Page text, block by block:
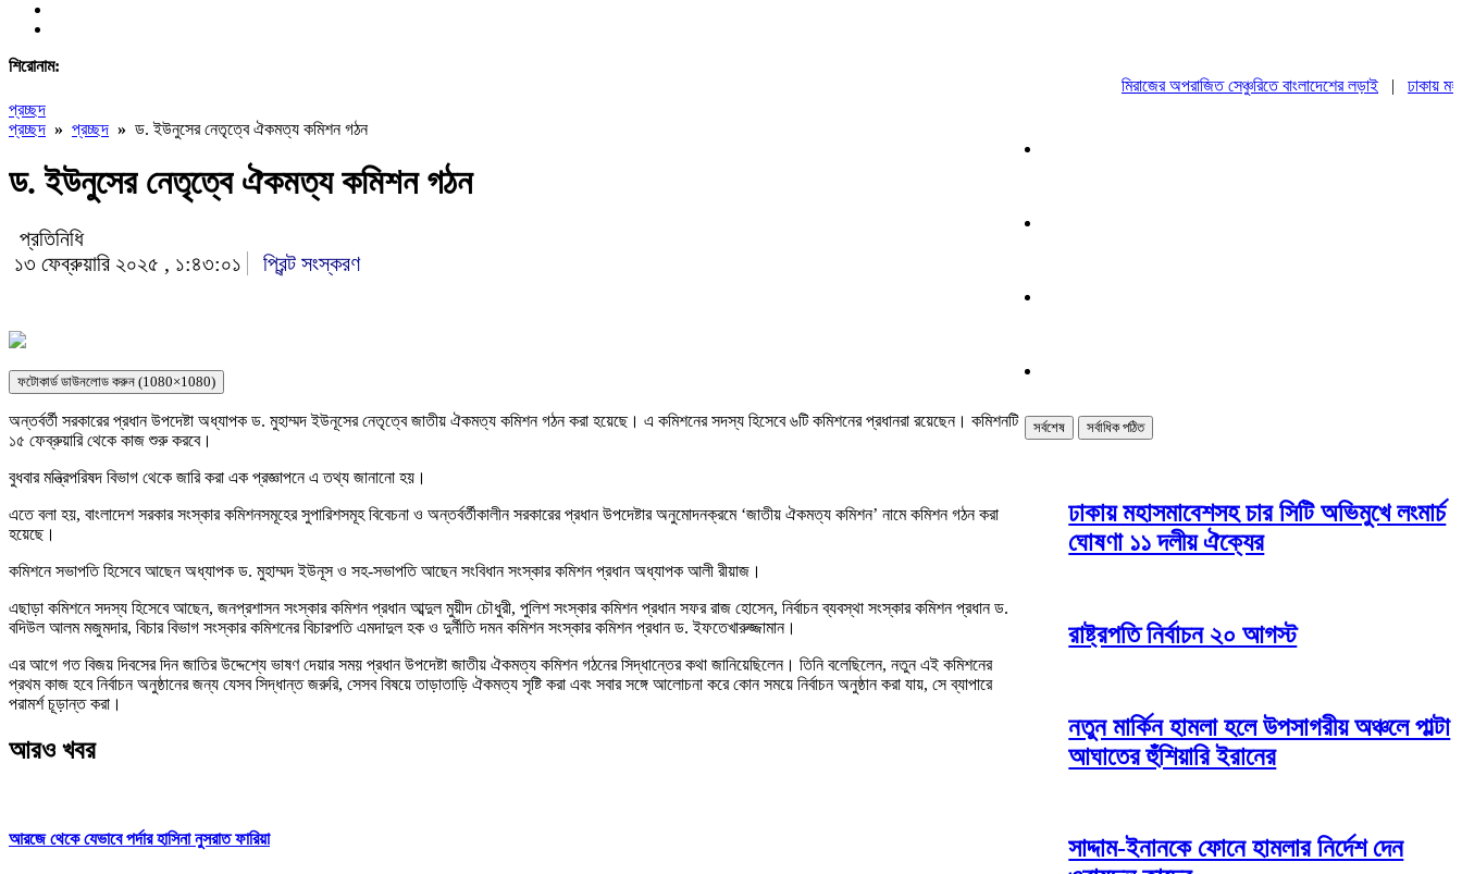
শিরোনাম:
মিরাজের অপরাজিত সেঞ্চুরিতে বাংলাদেশের লড়াই|ঢাকায়
প্রচ্ছদ
প্রচ্ছদ » প্রচ্ছদ » ড. ইউনুসের নেতৃত্বে ঐকমত্য কমিশন গঠন
ড. ইউনুসের নেতৃত্বে ঐকমত্য কমিশন গঠন
প্রতিনিধি
১৩ ফেব্রুয়ারি ২০২৫ , ১:৪৩:০১
প্রিন্ট সংস্করণ
ফটোকার্ড ডাউনলোড করুন (1080×1080)
অন্তর্বর্তী সরকারের প্রধান উপদেষ্টা অধ্যাপক ড. মুহাম্মদ ইউনূসের নেতৃত্বে জাতীয় ঐকমত্য কমিশন গঠন করা হয়েছে। এ কমিশনের সদস্য হিসেবে ৬টি কমিশনের প্রধানরা রয়েছেন। কমিশনটি
১৫ ফেব্রুয়ারি থেকে কাজ শুরু করবে।
বুধবার মন্ত্রিপরিষদ বিভাগ থেকে জারি করা এক প্রজ্ঞাপনে এ তথ্য জানানো হয়।
এতে বলা হয়, বাংলাদেশ সরকার সংস্কার কমিশনসমূহের সুপারিশসমূহ বিবেচনা ও অন্তর্বর্তীকালীন সরকারের প্রধান উপদেষ্টার অনুমোদনক্রমে ‘জাতীয় ঐকমত্য কমিশন’ নামে কমিশন গঠন করা
হয়েছে।
কমিশনে সভাপতি হিসেবে আছেন অধ্যাপক ড. মুহাম্মদ ইউনূস ও সহ-সভাপতি আছেন সংবিধান সংস্কার কমিশন প্রধান অধ্যাপক আলী রীয়াজ।
এছাড়া কমিশনে সদস্য হিসেবে আছেন, জনপ্রশাসন সংস্কার কমিশন প্রধান আব্দুল মুয়ীদ চৌধুরী, পুলিশ সংস্কার কমিশন প্রধান সফর রাজ হোসেন, নির্বাচন ব্যবস্থা সংস্কার কমিশন প্রধান ড.
বদিউল আলম মজুমদার, বিচার বিভাগ সংস্কার কমিশনের বিচারপতি এমদাদুল হক ও দুর্নীতি দমন কমিশন সংস্কার কমিশন প্রধান ড. ইফতেখারুজ্জামান।
এর আগে গত বিজয় দিবসের দিন জাতির উদ্দেশ্যে ভাষণ দেয়ার সময় প্রধান উপদেষ্টা জাতীয় ঐকমত্য কমিশন গঠনের সিদ্ধান্তের কথা জানিয়েছিলেন। তিনি বলেছিলেন, নতুন এই কমিশনের
প্রথম কাজ হবে নির্বাচন অনুষ্ঠানের জন্য যেসব সিদ্ধান্ত জরুরি, সেসব বিষয়ে তাড়াতাড়ি ঐকমত্য সৃষ্টি করা এবং সবার সঙ্গে আলোচনা করে কোন সময়ে নির্বাচন অনুষ্ঠান করা যায়, সে ব্যাপারে
পরামর্শ চূড়ান্ত করা।
আরও খবর
আরজে থেকে যেভাবে পর্দার হাসিনা নুসরাত ফারিয়া
সর্বশেষ সর্বাধিক পঠিত
ঢাকায় মহাসমাবেশসহ চার সিটি অভিমুখে লংমার্চ
ঘোষণা ১১ দলীয় ঐক্যের
রাষ্ট্রপতি নির্বাচন ২০ আগস্ট
নতুন মার্কিন হামলা হলে উপসাগরীয় অঞ্চলে পাল্টা
আঘাতের হুঁশিয়ারি ইরানের
সাদ্দাম-ইনানকে ফোনে হামলার নির্দেশ দেন